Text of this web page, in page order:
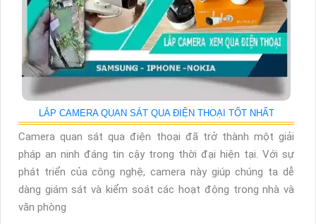
LẮP CAMERA QUAN SÁT QUA ĐIỆN THOẠI TỐT NHẤT
Camera quan sát qua điện thoại đã trở thành một giải
pháp an ninh đáng tin cậy trong thời đại hiện tại. Với sự
phát triển của công nghệ, camera này giúp chúng ta dễ
dàng giám sát và kiểm soát các hoạt động trong nhà và
văn phòng